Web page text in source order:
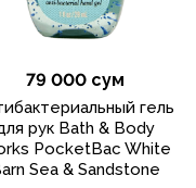
79 000 сум
гель
рук Bath & Body
PocketBac White
Sea & Sandstone